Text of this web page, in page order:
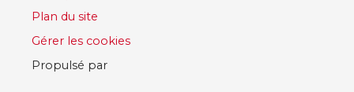
Plan du site
Gérer les cookies
Propulsé par